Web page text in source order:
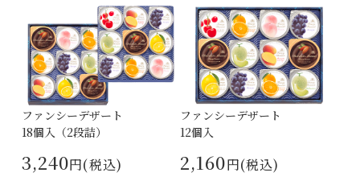
ファンシーデザート
18個入（2段詰）
3,240円(税込)
ファンシーデザート
12個入
2,160円(税込)